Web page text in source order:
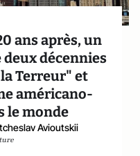
ans après, un
décennies
Terreur" et
américano-
le monde
Avioutskii